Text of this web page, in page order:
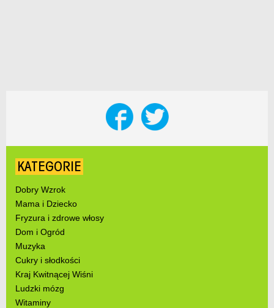
KATEGORIE
Dobry Wzrok
Mama i Dziecko
Fryzura i zdrowe włosy
Dom i Ogród
Muzyka
Cukry i słodkości
Kraj Kwitnącej Wiśni
Ludzki mózg
Witaminy